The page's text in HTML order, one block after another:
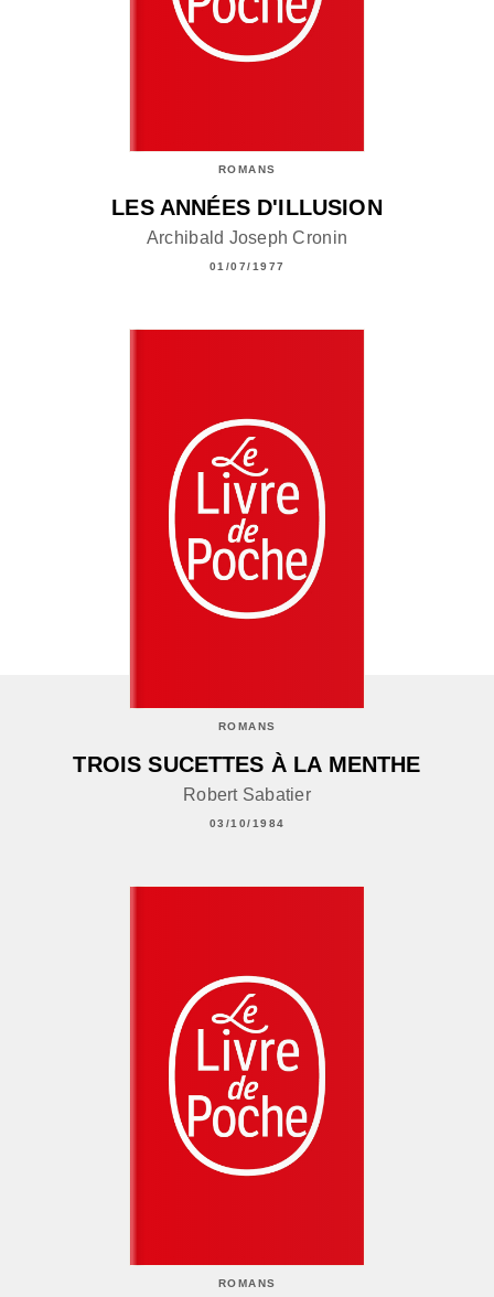
ROMANS
LES ANNÉES D'ILLUSION
Archibald Joseph Cronin
01/07/1977
ROMANS
TROIS SUCETTES À LA MENTHE
Robert Sabatier
03/10/1984
ROMANS